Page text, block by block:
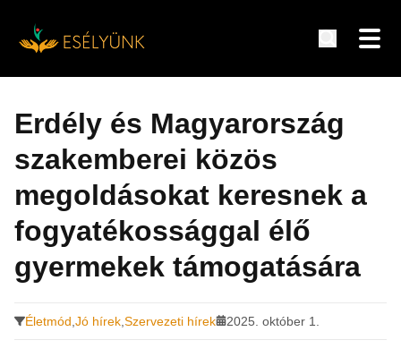
tartalomra
Erdély és Magyarország
szakemberei közös
megoldásokat keresnek a
fogyatékossággal élő
gyermekek támogatására
Életmód Jó hírek Szervezeti hírek 2025. október 1.